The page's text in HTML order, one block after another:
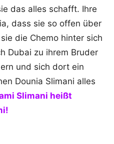
das alles schafft. Ihre
dass sie so offen über
die Chemo hinter sich
Dubai zu ihrem Bruder
und sich dort ein
Dounia Slimani alles
Slimani heißt